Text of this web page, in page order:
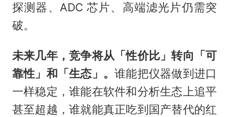
探测器、ADC 芯片、高端滤光片仍需突
破。
未来几年，竞争将从「性价比」转向「可
靠性」和「生态」。谁能把仪器做到进口
一样稳定，谁能在软件和分析生态上追平
甚至超越，谁就能真正吃到国产替代的红